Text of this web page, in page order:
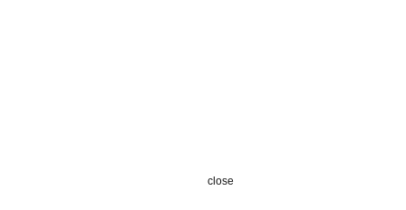
close